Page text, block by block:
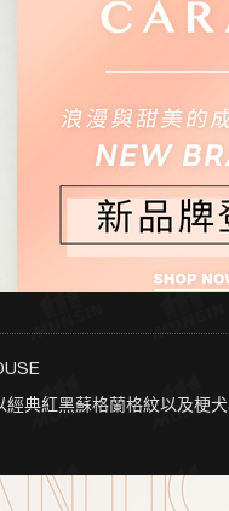
典紅黑蘇格蘭格紋以及梗